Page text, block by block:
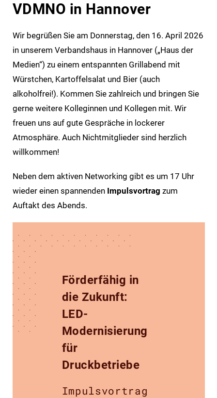
VDMNO in Hannover
Wir begrüßen Sie am Donnerstag, den 16. April 2026
in unserem Verbandshaus in Hannover („Haus der
Medien“) zu einem entspannten Grillabend mit
Würstchen, Kartoffelsalat und Bier (auch
alkoholfrei!). Kommen Sie zahlreich und bringen Sie
gerne weitere Kolleginnen und Kollegen mit. Wir
freuen uns auf gute Gespräche in lockerer
Atmosphäre. Auch Nichtmitglieder sind herzlich
willkommen!
Neben dem aktiven Networking gibt es um 17 Uhr
wieder einen spannenden Impulsvortrag zum
Auftakt des Abends.
Förderfähig in
die Zukunft:
LED-
Modernisierung
für
Druckbetriebe
Impulsvortrag